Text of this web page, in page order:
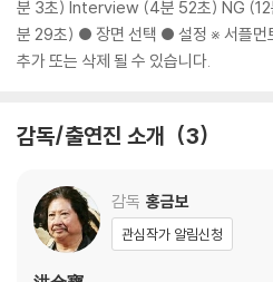
※ 디스크 재생 불량
1) 기기 문제로 인해 발생하는 재생 불량
2) 정전기와 먼지로 인해 재생이 원활하
해결됩니다.
3) 일부 PC 연결형 ODD의 경우 호환
생이 불가능한 경우가 있습니다. 독립형
며, ODD 사용으로 인한 재생 불량의 경
분 3초) Interview (4분 52초) NG
분 29초) ● 장면 선택 ● 설정 ※ 서플먼
추가 또는 삭제 될 수 있습니다.
감독/출연진 소개 3
감독 홍금보
관심작가 알림신청